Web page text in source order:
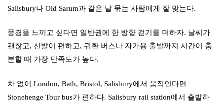
Salisbury나 Old Sarum과 같은 날 묶는 사람에게 잘 맞는다.
풍경을 느끼고 싶다면 일반권에 한 방향 걷기를 더하자. 날씨가
괜찮고, 신발이 편하고, 귀환 버스나 자가용 출발까지 시간이 충
분할 때 가장 만족도가 높다.
차 없이 London, Bath, Bristol, Salisbury에서 움직인다면
Stonehenge Tour bus가 편하다. Salisbury rail station에서 출발하